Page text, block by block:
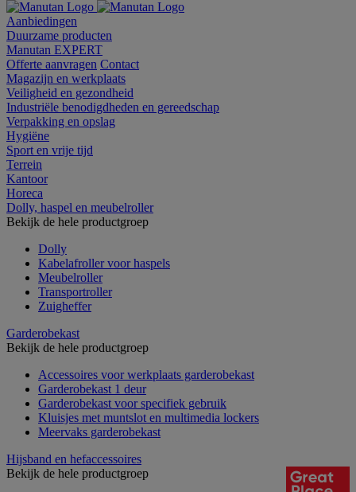
Aanbiedingen
Duurzame producten
Manutan EXPERT
Offerte aanvragen Contact
Magazijn en werkplaats
Veiligheid en gezondheid
Industriële benodigdheden en gereedschap
Verpakking en opslag
Hygiëne
Sport en vrije tijd
Terrein
Kantoor
Horeca
Dolly, haspel en meubelroller
Bekijk de hele productgroep
Dolly
Kabelafroller voor haspels
Meubelroller
Transportroller
Zuigheffer
Garderobekast
Bekijk de hele productgroep
Accessoires voor werkplaats garderobekast
Garderobekast 1 deur
Garderobekast voor specifiek gebruik
Kluisjes met muntslot en multimedia lockers
Meervaks garderobekast
Hijsband en hefaccessoires
Bekijk de hele productgroep